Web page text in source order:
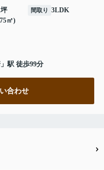
㎡)
間取り 3LDK
」駅 徒歩99分
合わせ